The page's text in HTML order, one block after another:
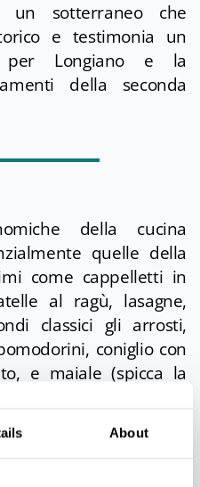
About
sotterraneo che
e testimonia un
per Longiano e la
della seconda
della cucina
quelle della
come cappelletti in
al ragù, lasagne,
classici gli arrosti,
coniglio con
e maiale (spicca la
accompagnare con la